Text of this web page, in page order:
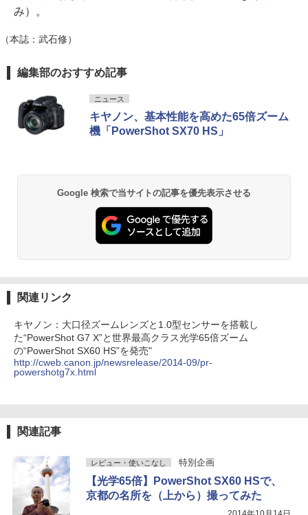
み）。
（本誌：武石修）
編集部のおすすめ記事
ニュース
キヤノン、基本性能を高めた65倍ズーム
機「PowerShot SX70 HS」
Google 検索で当サイトの記事を優先表示させる
関連リンク
キヤノン：大口径ズームレンズと1.0型センサーを搭載し
た“PowerShot G7 X”と世界最高クラス光学65倍ズーム
の“PowerShot SX60 HS”を発売"
http://cweb.canon.jp/newsrelease/2014-09/pr-
powershotg7x.html
関連記事
レビュー・使いこなし 特別企画
【光学65倍】PowerShot SX60 HSで、
京都の名所を（上から）撮ってみた